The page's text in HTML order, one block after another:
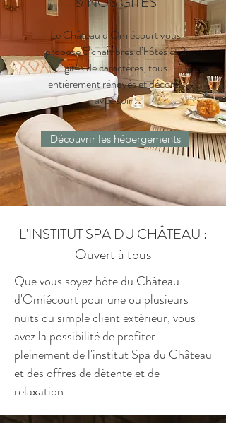
Le Château d’Omiécourt vous
propose 5 chambres d’hôtes et 2
gîtes de caractères, tous
entièrement rénovés et décorés
avec soin.
Découvrir les hébergements
L'INSTITUT SPA DU CHÂTEAU :
Ouvert à tous
Que vous soyez hôte du Château
d'Omiécourt pour une ou plusieurs
nuits ou simple client extérieur, vous
avez la possibilité de profiter
pleinement de l'institut Spa du Château
et des offres de détente et de
relaxation.